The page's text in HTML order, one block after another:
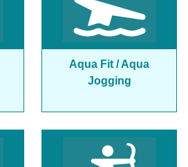
Aqua Fit / Aqua
Jogging